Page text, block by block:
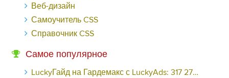
Веб-дизайн
Самоучитель CSS
Справочник CSS
Самое популярное
LuckyГайд на Гардемакс с LuckyAds: 317 279 рублей за 10 дней - «Надо знать»